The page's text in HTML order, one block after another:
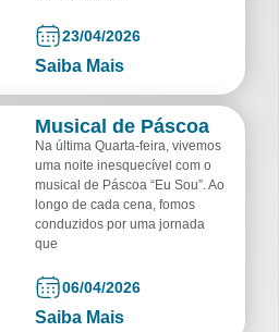
23/04/2026
Saiba Mais
Musical de Páscoa
Na última Quarta-feira, vivemos
uma noite inesquecível com o
musical de Páscoa “Eu Sou”. Ao
longo de cada cena, fomos
conduzidos por uma jornada
que
06/04/2026
Saiba Mais